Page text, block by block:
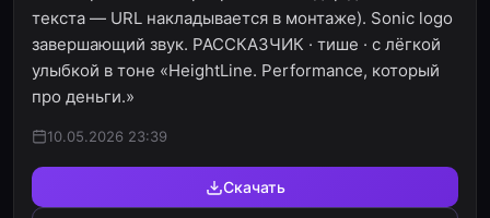
текста — URL накладывается в монтаже). Sonic logo
завершающий звук. РАССКАЗЧИК · тише · с лёгкой
улыбкой в тоне «HeightLine. Performance, который
про деньги.»
10.05.2026 23:39
Скачать